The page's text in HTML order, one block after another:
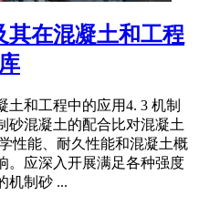
其在混凝土和工程
和工程中的应用4. 3 机制
砂混凝土的配合比对混凝土
性能、耐久性能和混凝土概
。应深入开展满足各种强度
机制砂 ...